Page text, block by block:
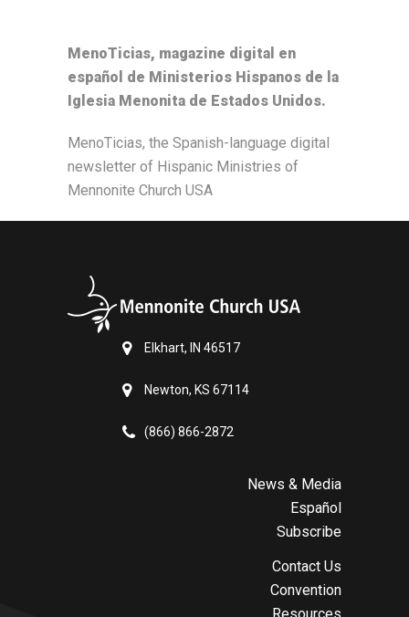
MenoTicias, magazine digital en
español de Ministerios Hispanos de la
Iglesia Menonita de Estados Unidos.
MenoTicias, the Spanish-language digital
newsletter of Hispanic Ministries of
Mennonite Church USA
Elkhart, IN 46517
Newton, KS 67114
(866) 866-2872
News & Media
Español
Subscribe
Contact Us
Convention